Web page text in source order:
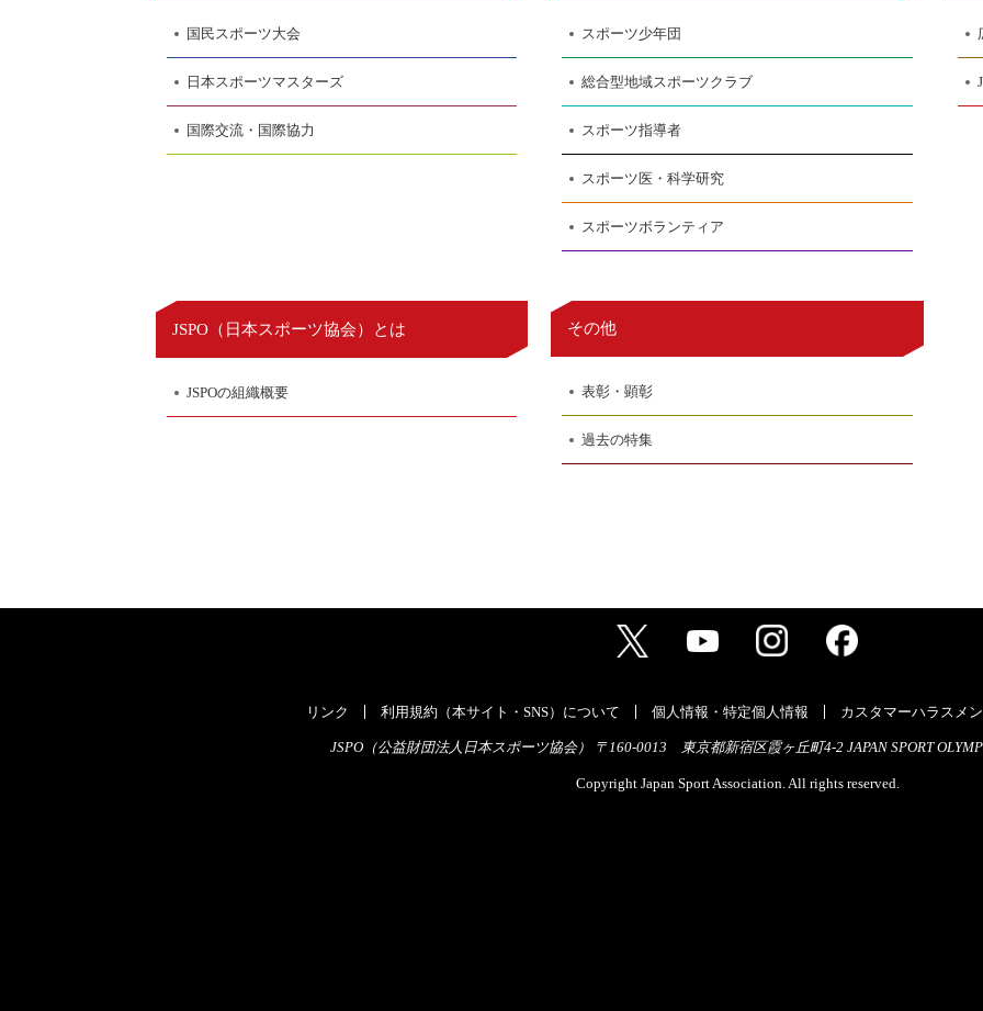
国民スポーツ大会
日本スポーツマスターズ
国際交流・国際協力
スポーツ少年団
総合型地域スポーツクラブ
スポーツ指導者
スポーツ医・科学研究
スポーツボランティア
JSPO（ 日本スポーツ協会）とは
JSPOの組織概要
その他
表彰・顕彰
過去の特集
リンク 利用規約（本サイト・SNS）について 個人情報・特定個人情報 カスタマーハラスメ
JSPO（公益財団法人日本スポーツ協会） 〒160-0013 東京都新宿区霞ヶ丘町4-2 JAPAN SPORT
Copyright Japan Sport Association. All rights reserved.